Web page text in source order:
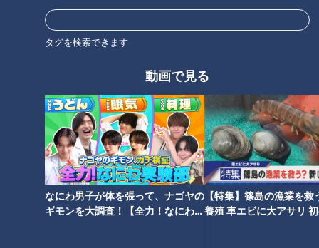
タグを検索できます
動画で見る
なにわ男子が体を張って、ナゴヤの
ギモンを大調査！【全力！なにわ実
【特集】篠島の漁業を救
養殖 車エビに大アサリ